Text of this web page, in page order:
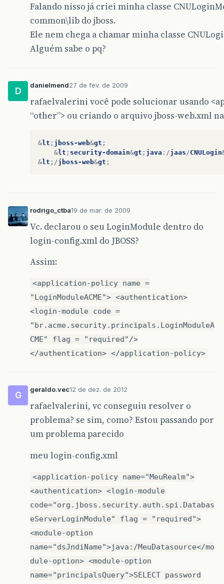
Falando nisso já criei minha classe
common\lib do jboss.
Ele nem chega a chamar minha classe
Alguém sabe o pq?
D
danielmend27 de fev. de 2009
rafaelvalerini você pode solucionar usando
“other”> ou criando o arquivo jboss-web.xml
&lt ; jboss-web&gt ;
&lt ; security-domain&gt ; java :/jaas /CNULogin
&lt ;/jboss-web&gt ;
rodrigo_ctba19 de mar. de 2009
Vc. declarou o seu LoginModule dentro do
login-config.xml do JBOSS?
Assim:
<application-policy name =
"LoginModuleACME"> <authentication>
<login-module code =
"br.acme.security.principals.LoginModuleA
CME" flag = "required"/>
</authentication> </application-policy>
G
geraldo.vec12 de dez. de 2012
rafaelvalerini, vc conseguiu resolver o
problema? se sim, como? Estou passando por
um problema parecido
meu login-config.xml
<application-policy name="MeuRealm">
<authentication> <login-module
code="org.jboss.security.auth.spi.Databas
eServerLoginModule" flag = "required">
<module-option
name="dsJndiName">java:/MeuDatasource</mo
dule-option> <module-option
name="principalsQuery">SELECT password